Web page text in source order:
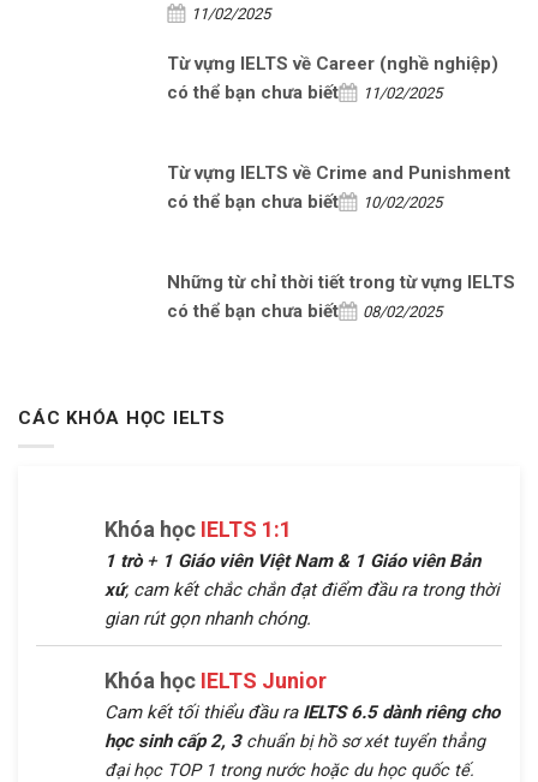
11/02/2025
Từ vựng IELTS về Career (nghề nghiệp)
có thể bạn chưa biết
11/02/2025
Từ vựng IELTS về Crime and Punishment
có thể bạn chưa biết
10/02/2025
Những từ chỉ thời tiết trong từ vựng IELTS
có thể bạn chưa biết
08/02/2025
CÁC KHÓA HỌC IELTS
Khóa học IELTS 1:1
1 trò+ 1 Giáo viên Việt Nam & 1 Giáo viên Bản
xứ, cam kết chắc chắn đạt điểm đầu ra trong thời
gian rút gọn nhanh chóng.
Khóa học IELTS Junior
Cam kết tối thiểu đầu raIELTS 6.5 dành riêng cho
học sinh cấp 2, 3 chuẩn bị hồ sơ xét tuyển thẳng
đại học TOP 1 trong nước hoặc du học quốc tế.